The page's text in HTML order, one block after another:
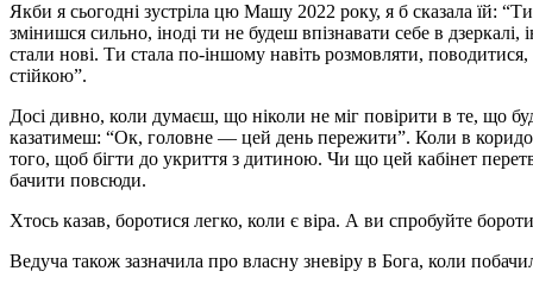
Якби я сьогодні зустріла цю Машу 2022 року, я б сказала їй:
змінишся сильно, іноді ти не будеш впізнавати себе в
стали нові. Ти стала по-іншому навіть розмовляти,
стійкою”.
Досі дивно, коли думаєш, що ніколи не міг повірити в те, що
казатимеш: “Ок, головне — цей день пережити”. Коли в
того, щоб бігти до укриття з дитиною. Чи що цей кабінет
бачити повсюди.
Хтось казав, боротися легко, коли є віра. А ви спробуйте
Ведуча також зазначила про власну зневіру в Бога, коли